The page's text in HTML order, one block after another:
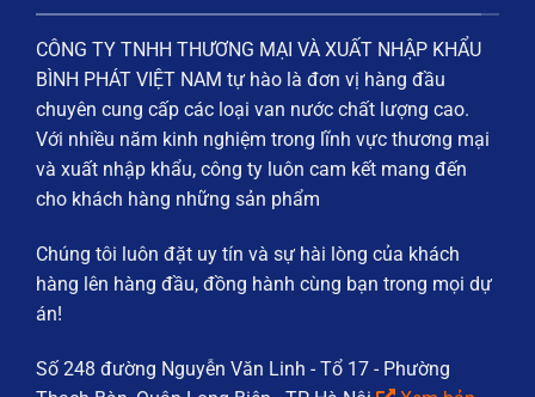
CÔNG TY TNHH THƯƠNG MẠI VÀ XUẤT NHẬP KHẨU
BÌNH PHÁT VIỆT NAM tự hào là đơn vị hàng đầu
chuyên cung cấp các loại van nước chất lượng cao.
Với nhiều năm kinh nghiệm trong lĩnh vực thương mại
và xuất nhập khẩu, công ty luôn cam kết mang đến
cho khách hàng những sản phẩm
Chúng tôi luôn đặt uy tín và sự hài lòng của khách
hàng lên hàng đầu, đồng hành cùng bạn trong mọi dự
án!
Số 248 đường Nguyễn Văn Linh - Tổ 17 - Phường